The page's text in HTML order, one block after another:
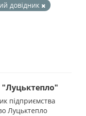
довідник
підприємства
Луцьктепло